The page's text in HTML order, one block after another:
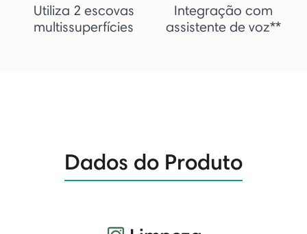
Utiliza 2 escovas
multissuperfícies
Integração com
assistente de voz**
Dados do Produto